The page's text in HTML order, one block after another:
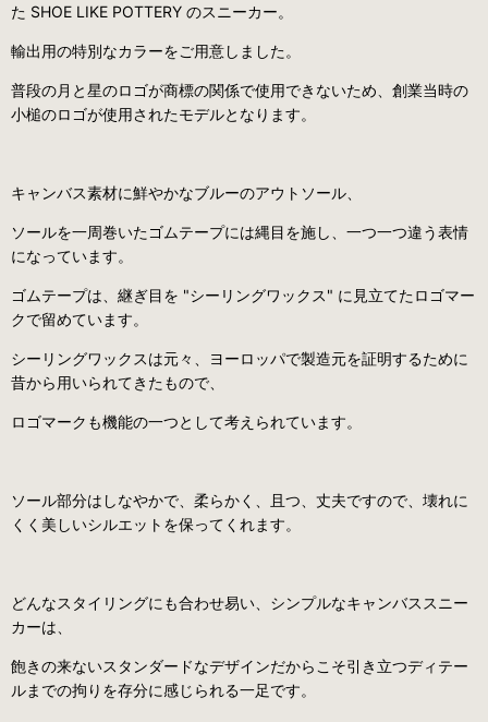
た SHOE LIKE POTTERY のスニーカー。
輸出用の特別なカラーをご用意しました。
普段の月と星のロゴが商標の関係で使用できないため、 創業当時の
小槌のロゴが使用されたモデルとなります。
キャンバス素材に鮮やかなブルーのアウトソール、
ソールを一周巻いたゴムテープには縄目を施し、一つ一つ違う表情
になっています。
ゴムテープは、継ぎ目を "シーリングワックス" に見立てたロゴマー
クで留めています。
シーリングワックスは元々、ヨーロッパで製造元を証明するために
昔から用いられてきたもので、
ロゴマークも機能の一つとして考えられています。
ソール部分はしなやかで、柔らかく、且つ、丈夫ですので、壊れに
くく美しいシルエットを保ってくれます。
どんなスタイリングにも合わせ易い、シンプルなキャンバススニー
カーは、
飽きの来ないスタンダードなデザインだからこそ引き立つディテー
ルまでの拘りを存分に感じられる一足です。